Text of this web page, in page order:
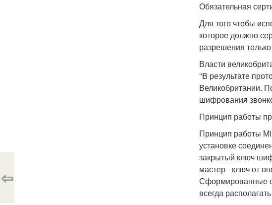
Обязательная
Для того чтобы
которое должно
разрешения
Власти
"В результате
Великобритании.
шифрования
Принцип работы
Принцип работы
установке
закрытый ключ
мастер - ключ от
Сформированные
всегда
⇦